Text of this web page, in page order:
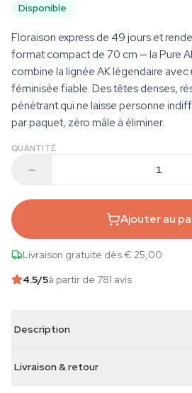
Disponible
Floraison express de 49 jours et
format compact de 70 cm — la Pure
combine la lignée AK légendaire
féminisée fiable. Des têtes denses,
pénétrant qui ne laisse personne
par paquet, zéro mâle à éliminer.
QUANTITÉ
Ajouter au
Livraison gratuite dès € 25,00
4.5/5à partir de 781 avis
Description
Livraison & retour